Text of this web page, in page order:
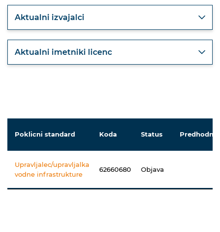
Aktualni izvajalci
Aktualni imetniki licenc
Poklicni standard Koda Status
Upravljalec/upravljalka
vodne infrastrukture
62660680 Objava